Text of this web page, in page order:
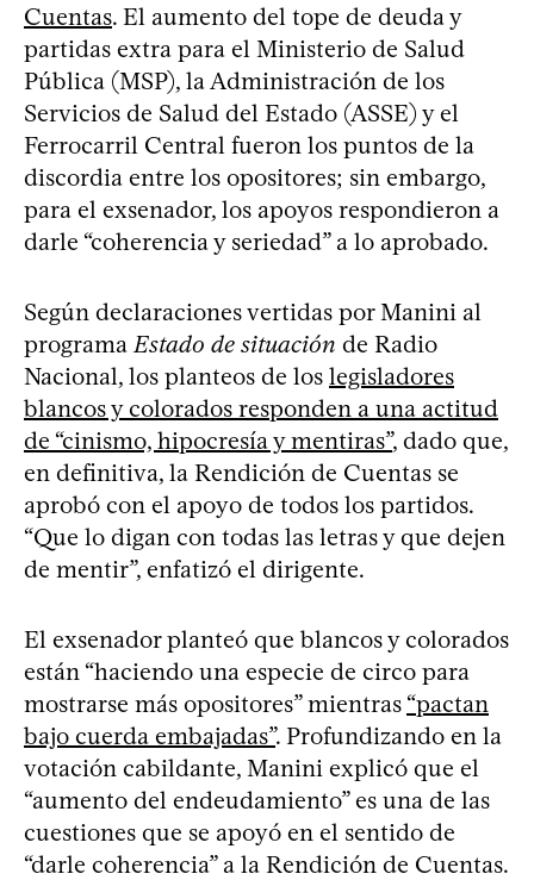
Cuentas. El aumento del tope de deuda y
partidas extra para el Ministerio de Salud
Pública (MSP), la Administración de los
Servicios de Salud del Estado (ASSE) y el
Ferrocarril Central fueron los puntos de la
discordia entre los opositores; sin embargo,
para el exsenador, los apoyos respondieron a
darle “coherencia y seriedad” a lo aprobado.
Según declaraciones vertidas por Manini al
programa Estado de situación de Radio
Nacional, los planteos de los legisladores
blancos y colorados responden a una actitud
de “cinismo, hipocresía y mentiras”, dado que,
en definitiva, la Rendición de Cuentas se
aprobó con el apoyo de todos los partidos.
“Que lo digan con todas las letras y que dejen
de mentir”, enfatizó el dirigente.
El exsenador planteó que blancos y colorados
están “haciendo una especie de circo para
mostrarse más opositores” mientras “pactan
bajo cuerda embajadas”. Profundizando en la
votación cabildante, Manini explicó que el
“aumento del endeudamiento” es una de las
cuestiones que se apoyó en el sentido de
“darle coherencia” a la Rendición de Cuentas.